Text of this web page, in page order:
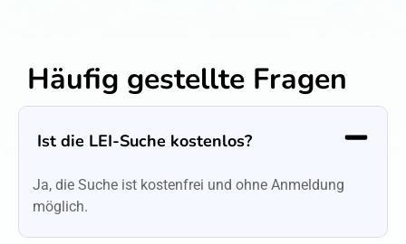
Häufig gestellte Fragen
Ist die LEI-Suche kostenlos?
Ja, die Suche ist kostenfrei und ohne Anmeldung
möglich.